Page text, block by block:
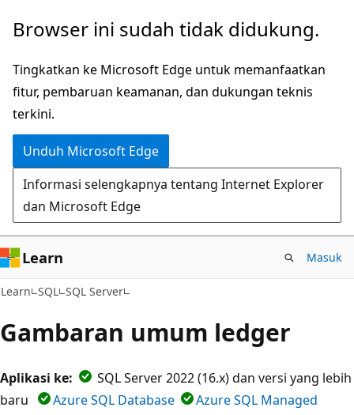
Lompati
konten
utama
Browser ini sudah tidak didukung.
Tingkatkan ke Microsoft Edge untuk memanfaatkan
fitur, pembaruan keamanan, dan dukungan teknis
terkini.
Unduh Microsoft Edge
Informasi selengkapnya tentang Internet Explorer
dan Microsoft Edge
Learn Masuk
Learn SQL SQL Server
Gambaran umum ledger
Aplikasi ke:
SQL Server 2022 (16.x) dan versi yang lebih
baru
Azure SQL Database
Azure SQL Managed